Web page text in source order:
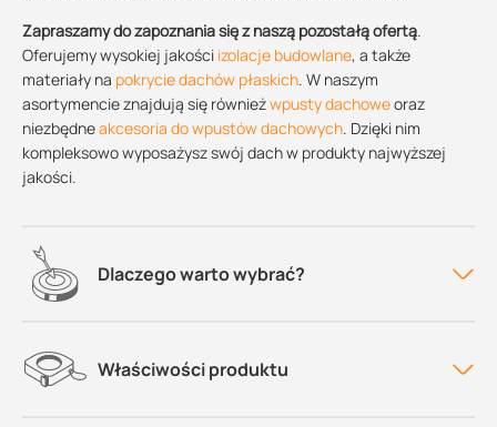
Zapraszamy do zapoznania się z naszą pozostałą ofertą.
Oferujemy wysokiej jakości izolacje budowlane, a także
materiały na pokrycie dachów płaskich. W naszym
asortymencie znajdują się równieżwpusty dachoweoraz
niezbędneakcesoria do wpustów dachowych. Dzięki nim
kompleksowo wyposażysz swój dach w produkty najwyższej
jakości.
Dlaczego warto wybrać?
Właściwości produktu